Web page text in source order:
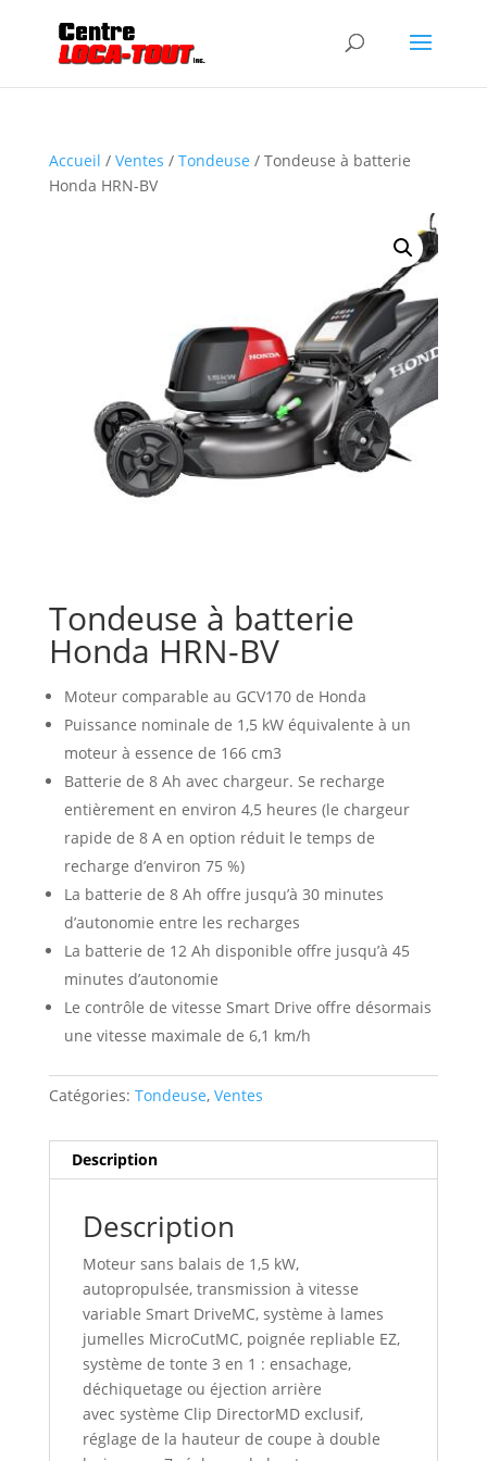
Accueil / Ventes / Tondeuse / Tondeuse à batterie
Honda HRN-BV
Tondeuse à batterie
Honda HRN-BV
Moteur comparable au GCV170 de Honda
Puissance nominale de 1,5 kW équivalente à un
moteur à essence de 166 cm3
Batterie de 8 Ah avec chargeur. Se recharge
entièrement en environ 4,5 heures (le chargeur
rapide de 8 A en option réduit le temps de
recharge d’environ 75 %)
La batterie de 8 Ah offre jusqu’à 30 minutes
d’autonomie entre les recharges
La batterie de 12 Ah disponible offre jusqu’à 45
minutes d’autonomie
Le contrôle de vitesse Smart Drive offre désormais
une vitesse maximale de 6,1 km/h
Catégories: Tondeuse, Ventes
Description
Description
Moteur sans balais de 1,5 kW,
autopropulsée, transmission à vitesse
variable Smart DriveMC, système à lames
jumelles MicroCutMC, poignée repliable EZ,
système de tonte 3 en 1 : ensachage,
déchiquetage ou éjection arrière
avec système Clip DirectorMD exclusif,
réglage de la hauteur de coupe à double